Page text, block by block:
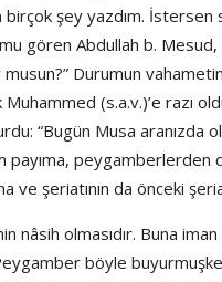
şey yazdım.
gören Abdullah b. Mesud,
musun?” Durumun
(s.a.v.)’e razı
“Bugün Musa aranızda
peygamberlerden
ve şeriatının da önceki
nâsih olmasıdır. Buna
böyle